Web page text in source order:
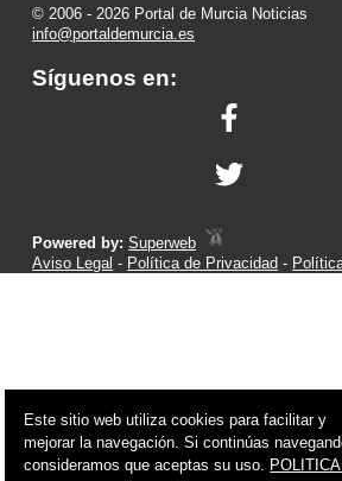
© 2006 - 2026 Portal de Murcia Noticias
info@portaldemurcia.es
Síguenos en:
Powered by:Superweb
Aviso Legal - Política de Privacidad -
Este sitio web utiliza cookies para facilitar y
mejorar la navegación. Si continúas
consideramos que aceptas su uso.